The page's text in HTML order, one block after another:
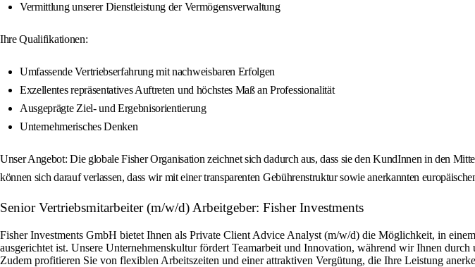
Vermittlung unserer Dienstleistung der Vermögensverwaltung
Ihre Qualifikationen:
Umfassende Vertriebserfahrung mit nachweisbaren Erfolgen
Exzellentes repräsentatives Auftreten und höchstes Maß an Professionalität
Ausgeprägte Ziel- und Ergebnisorientierung
Unternehmerisches Denken
Unser Angebot: Die globale Fisher Organisation zeichnet sich dadurch aus, dass sie den KundInnen in den
können sich darauf verlassen, dass wir mit einer transparenten Gebührenstruktur sowie anerkannten
Senior Vertriebsmitarbeiter (m/w/d) Arbeitgeber: Fisher Investments
Fisher Investments GmbH bietet Ihnen als Private Client Advice Analyst (m/w/d) die Möglichkeit, in
ausgerichtet ist. Unsere Unternehmenskultur fördert Teamarbeit und Innovation, während wir Ihnen
Zudem profitieren Sie von flexiblen Arbeitszeiten und einer attraktiven Vergütung, die Ihre Leistung